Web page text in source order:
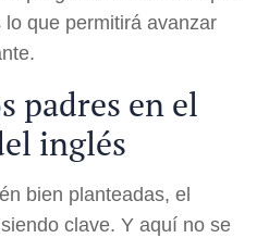
que permitirá avanzar
padres en el
inglés
bien planteadas, el
clave. Y aquí no se